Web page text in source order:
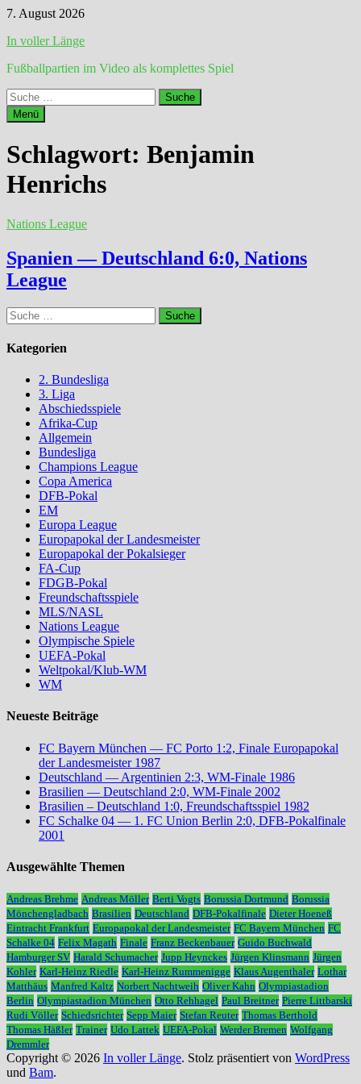
Zum
springen
7. August 2026
In voller Länge
Fußballpartien im Video als komplettes Spiel
Suche
nach:
Menü
Schlagwort: Benjamin
Henrichs
Nations League
Spanien — Deutschland 6:0, Nations
League
Suche
nach:
Kategorien
2. Bundesliga
3. Liga
Abschiedsspiele
Afrika-Cup
Allgemein
Bundesliga
Champions League
Copa America
DFB-Pokal
EM
Europa League
Europapokal der Landesmeister
Europapokal der Pokalsieger
FA-Cup
FDGB-Pokal
Freundschaftsspiele
MLS/NASL
Nations League
Olympische Spiele
UEFA-Pokal
Weltpokal/Klub-WM
WM
Neueste Beiträge
FC Bayern München — FC Porto 1:2, Finale Europapokal
der Landesmeister 1987
Deutschland — Argentinien 2:3, WM-Finale 1986
Brasilien — Deutschland 2:0, WM-Finale 2002
Brasilien – Deutschland 1:0, Freundschaftsspiel 1982
FC Schalke 04 — 1. FC Union Berlin 2:0, DFB-Pokalfinale
2001
Ausgewählte Themen
Andreas Brehme Andreas Möller Berti Vogts Borussia Dortmund Borussia
Mönchengladbach Brasilien Deutschland DFB-Pokalfinale Dieter Hoeneß
Eintracht Frankfurt Europapokal der Landesmeister FC Bayern München FC
Schalke 04 Felix Magath Finale Franz Beckenbauer Guido Buchwald
Hamburger SV Harald Schumacher Jupp Heynckes Jürgen Klinsmann Jürgen
Kohler Karl-Heinz Riedle Karl-Heinz Rummenigge Klaus Augenthaler Lothar
Matthäus Manfred Kaltz Norbert Nachtweih Oliver Kahn Olympiastadion
Berlin Olympiastadion München Otto Rehhagel Paul Breitner Pierre Littbarski
Rudi Völler Schiedsrichter Sepp Maier Stefan Reuter Thomas Berthold
Thomas Häßler Trainer Udo Lattek UEFA-Pokal Werder Bremen Wolfgang
Dremmler
Copyright © 2026 In voller Länge. Stolz präsentiert von WordPress
und Bam.